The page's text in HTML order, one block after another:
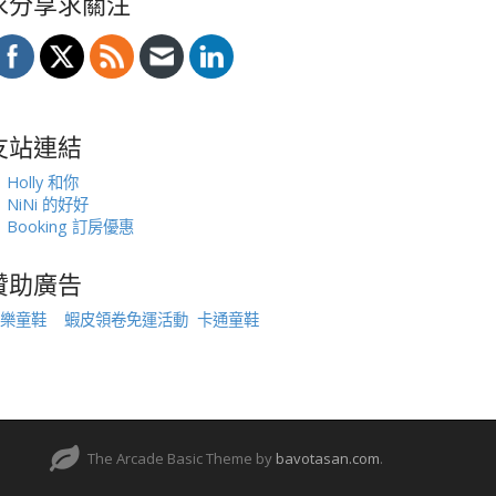
站連結
Holly 和你
NiNi 的好好
Booking 訂房優惠
助廣告
童鞋 蝦皮領卷免運活動 卡通童鞋
The Arcade Basic Theme by bavotasan.com.